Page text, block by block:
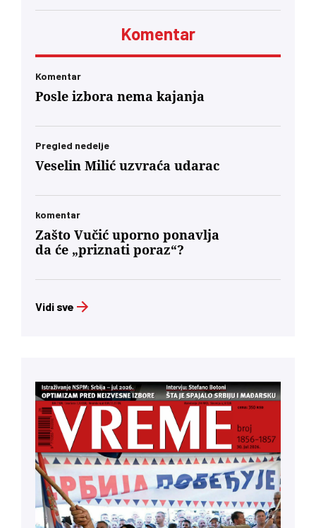
kontrole javnih medijskih servisa
Komentar
Komentar
Posle izbora nema kajanja
Pregled nedelje
Veselin Milić uzvraća udarac
komentar
Zašto Vučić uporno ponavlja
da će „priznati poraz“?
Vidi sve